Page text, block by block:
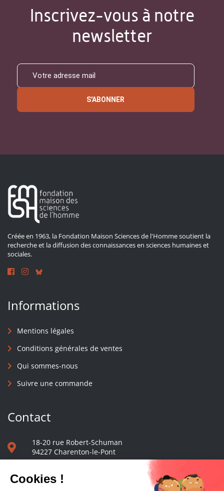
Inscrivez-vous à notre
newsletter
S'ABONNER
Créée en 1963, la Fondation Maison Sciences de l'Homme soutient la
recherche et la diffusion des connaissances en sciences humaines et
sociales.
Informations
Mentions légales
Conditions générales de ventes
Qui sommes-nous
Suivre une commande
Contact
18-20 rue Robert-Schuman
94227 Charenton-le-Pont